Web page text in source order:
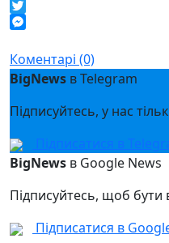
Telegram
Twitter
Коментарі (0)
BigNews в Telegram
Підписуйтесь, у нас
Підписатися в
BigNews в Google News
Підписуйтесь, щоб бути
Підписатися в